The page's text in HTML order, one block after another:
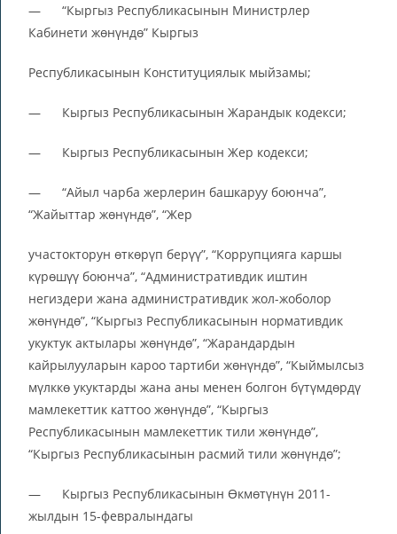
— “Кыргыз Республикасынын Министрлер
Кабинети жөнүндө” Кыргыз
Республикасынын Конституциялык мыйзамы;
— Кыргыз Республикасынын Жарандык кодекси;
— Кыргыз Республикасынын Жер кодекси;
— “Айыл чарба жерлерин башкаруу боюнча”,
“Жайыттар жөнүндө”, “Жер
участокторун өткөрүп берүү”, “Коррупцияга каршы
күрөшүү боюнча”, “Административдик иштин
негиздери жана административдик жол-жоболор
жөнүндө”, “Кыргыз Республикасынын нормативдик
укуктук актылары жөнүндө”, “Жарандардын
кайрылууларын кароо тартиби жөнүндө”, “Кыймылсыз
мүлккө укуктарды жана аны менен болгон бүтүмдөрдү
мамлекеттик каттоо жөнүндө”, “Кыргыз
Республикасынын мамлекеттик тили жөнүндө”,
“Кыргыз Республикасынын расмий тили жөнүндө”;
— Кыргыз Республикасынын Өкмөтүнүн 2011-
жылдын 15-февралындагы